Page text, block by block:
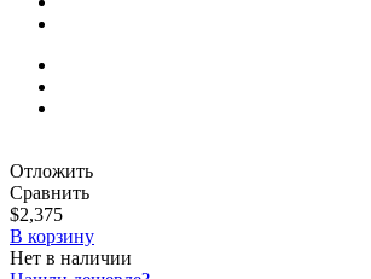
Отложить
Сравнить
$2,375
В корзину
Нет в наличии